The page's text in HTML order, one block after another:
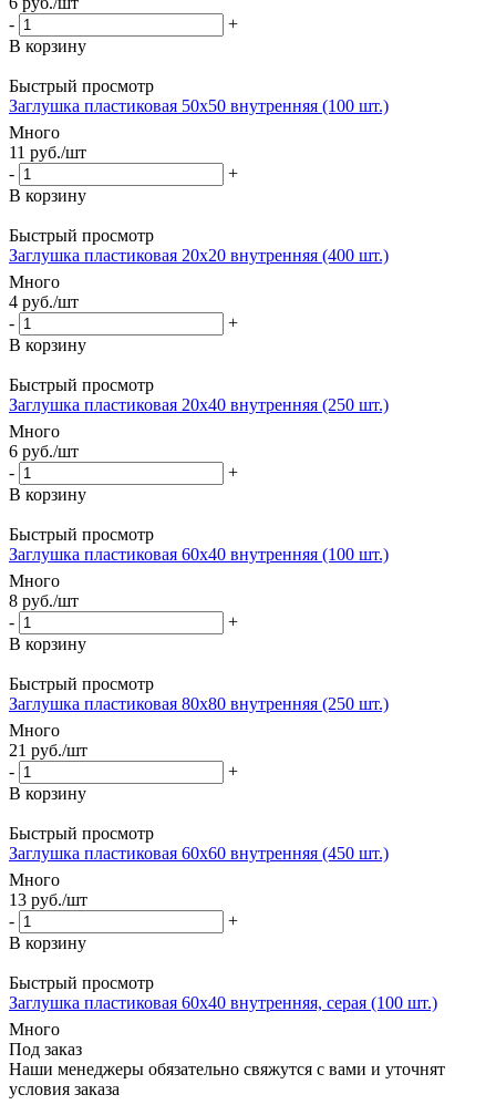
-
+
В корзину
Быстрый просмотр
Заглушка пластиковая 50х50 внутренняя (100 шт.)
Много
11 руб./шт
-
+
В корзину
Быстрый просмотр
Заглушка пластиковая 20х20 внутренняя (400 шт.)
Много
4 руб./шт
-
+
В корзину
Быстрый просмотр
Заглушка пластиковая 20х40 внутренняя (250 шт.)
Много
6 руб./шт
-
+
В корзину
Быстрый просмотр
Заглушка пластиковая 60х40 внутренняя (100 шт.)
Много
8 руб./шт
-
+
В корзину
Быстрый просмотр
Заглушка пластиковая 80х80 внутренняя (250 шт.)
Много
21 руб./шт
-
+
В корзину
Быстрый просмотр
Заглушка пластиковая 60х60 внутренняя (450 шт.)
Много
13 руб./шт
-
+
В корзину
Быстрый просмотр
Заглушка пластиковая 60х40 внутренняя, серая (100 шт.)
Много
Под заказ
Наши менеджеры обязательно свяжутся с вами и уточнят
условия заказа